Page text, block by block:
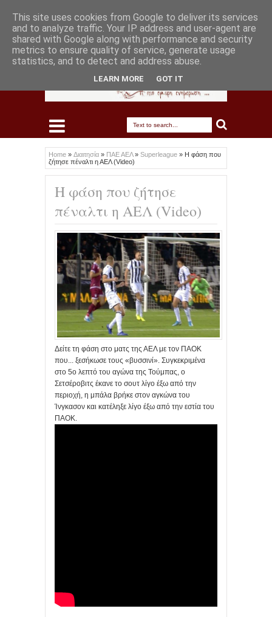
Home » Διαιτησία » ΠΑΕ ΑΕΛ» Superleague » Η φάση που
ζήτησε πέναλτι η ΑΕΛ (Video)
Η φάση που ζήτησε
πέναλτι η ΑΕΛ (Video)
Δείτε τη φάση στο ματς της ΑΕΛ με τον ΠΑΟΚ
που... ξεσήκωσε τους «βυσσινί». Συγκεκριμένα
στο 5ο λεπτό του αγώνα της Τούμπας, ο
Σετσέροβιτς έκανε το σουτ λίγο έξω από την
περιοχή, η μπάλα βρήκε στον αγκώνα του
Ίνγκασον και κατέληξε λίγο έξω από την εστία του
ΠΑΟΚ.
This site uses cookies from Google to deliver its services
and to analyze traffic. Your IP address and user-agent are
shared with Google along with performance and security
metrics to ensure quality of service, generate usage
statistics, and to detect and address abuse.
LEARN MORE GOT IT